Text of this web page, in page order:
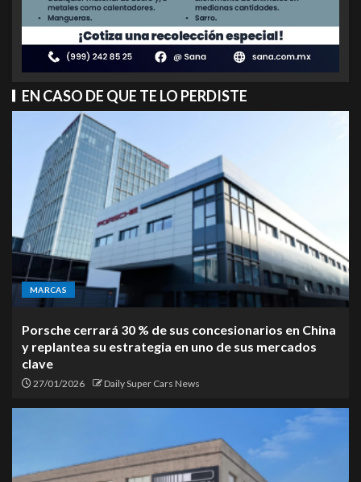
EN CASO DE QUE TE LO PERDISTE
MARCAS
Porsche cerrará 30 % de sus concesionarios en China
y replantea su estrategia en uno de sus mercados
clave
27/01/2026 Daily Super Cars News